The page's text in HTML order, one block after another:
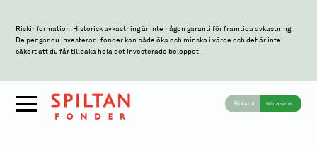
Riskinformation: Historisk avkastning är inte någon garanti för framtida avkastning.
De pengar du investerar i fonder kan både öka och minska i värde och det är inte
säkert att du får tillbaka hela det investerade beloppet.
Bli kund Mina sidor